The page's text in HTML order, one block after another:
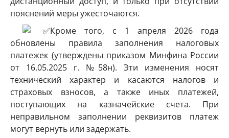
пояснений меры ужесточаются.
Кроме того, с 1 апреля 2026 года
обновлены правила заполнения налоговых
платежек (утверждены приказом Минфина России
от 16.05.2025 г. №58н). Эти изменения носят
технический характер и касаются налогов и
страховых взносов, а также иных платежей,
поступающих на казначейские счета. При
неправильном заполнении реквизитов платеж
могут вернуть или задержать.